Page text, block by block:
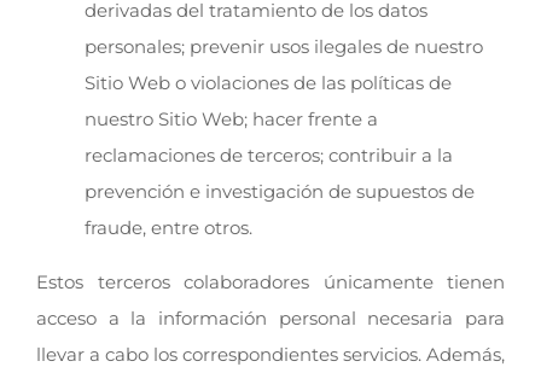
derivadas del tratamiento de los datos
personales; prevenir usos ilegales de nuestro
Sitio Web o violaciones de las políticas de
nuestro Sitio Web; hacer frente a
reclamaciones de terceros; contribuir a la
prevención e investigación de supuestos de
fraude, entre otros.
Estos terceros colaboradores únicamente tienen
acceso a la información personal necesaria para
llevar a cabo los correspondientes servicios. Además,